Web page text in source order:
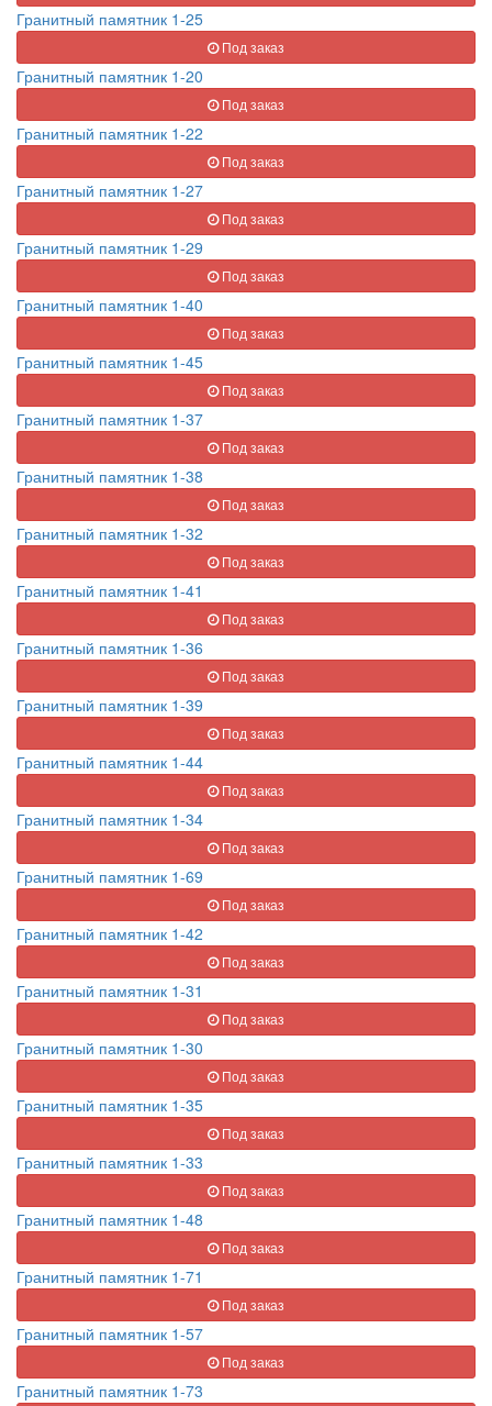
Гранитный памятник 1-25
Под заказ
Гранитный памятник 1-20
Под заказ
Гранитный памятник 1-22
Под заказ
Гранитный памятник 1-27
Под заказ
Гранитный памятник 1-29
Под заказ
Гранитный памятник 1-40
Под заказ
Гранитный памятник 1-45
Под заказ
Гранитный памятник 1-37
Под заказ
Гранитный памятник 1-38
Под заказ
Гранитный памятник 1-32
Под заказ
Гранитный памятник 1-41
Под заказ
Гранитный памятник 1-36
Под заказ
Гранитный памятник 1-39
Под заказ
Гранитный памятник 1-44
Под заказ
Гранитный памятник 1-34
Под заказ
Гранитный памятник 1-69
Под заказ
Гранитный памятник 1-42
Под заказ
Гранитный памятник 1-31
Под заказ
Гранитный памятник 1-30
Под заказ
Гранитный памятник 1-35
Под заказ
Гранитный памятник 1-33
Под заказ
Гранитный памятник 1-48
Под заказ
Гранитный памятник 1-71
Под заказ
Гранитный памятник 1-57
Под заказ
Гранитный памятник 1-73